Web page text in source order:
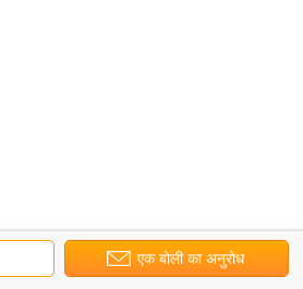
एक बोली का अनुरोध